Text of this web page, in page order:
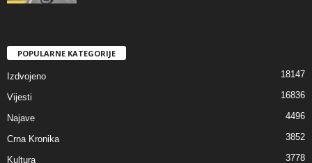
POPULARNE KATEGORIJE
Izdvojeno 18147
Vijesti 16836
Najave 4496
Crna Kronika 3852
Kultura 3778